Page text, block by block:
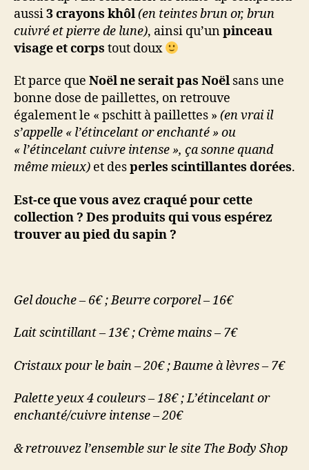
aussi3 crayons khôl(en teintes brun or, brun
cuivré et pierre de lune), ainsi qu’unpinceau
visage et corps tout doux
Et parce que Noël ne serait pas Noël sans une
bonne dose de paillettes, on retrouve
également le « pschitt à paillettes » (en vrai il
s’appelle « l’étincelant or enchanté » ou
« l’étincelant cuivre intense », ça sonne quand
même mieux) et desperles scintillantes dorées.
Est-ce que vous avez craqué pour cette
collection ? Des produits qui vous espérez
trouver au pied du sapin ?
Gel douche – 6€ ; Beurre corporel – 16€
Lait scintillant – 13€ ; Crème mains – 7€
Cristaux pour le bain – 20€ ; Baume à lèvres – 7€
Palette yeux 4 couleurs – 18€ ;L’étincelant or
enchanté/cuivre intense – 20€
& retrouvez l’ensemble sur le site The Body Shop